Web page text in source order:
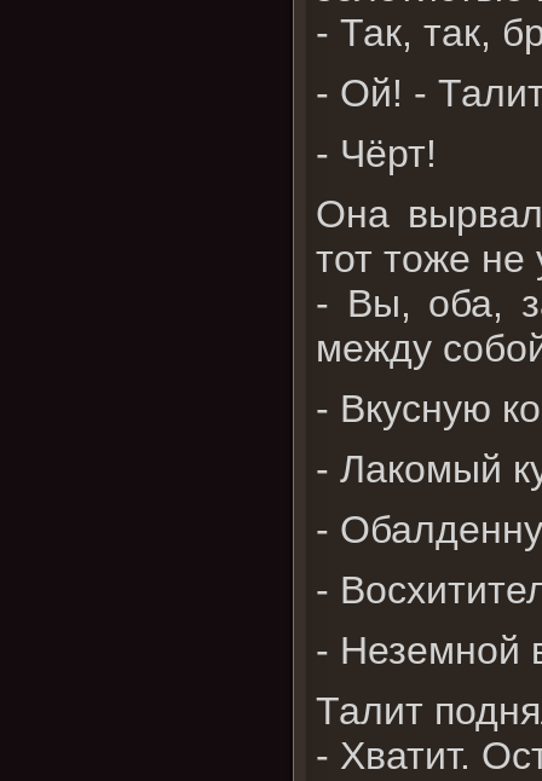
- Так, так,
- Ой! -
- Чёрт!
Она
тот тоже не
- Вы, оба,
между
- Вкусную
- Лакомый
-
-
- Неземной
Талит
- Хватит.